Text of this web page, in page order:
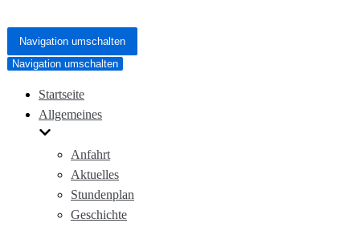
Navigation umschalten
Navigation umschalten
Startseite
Allgemeines
Anfahrt
Aktuelles
Stundenplan
Geschichte